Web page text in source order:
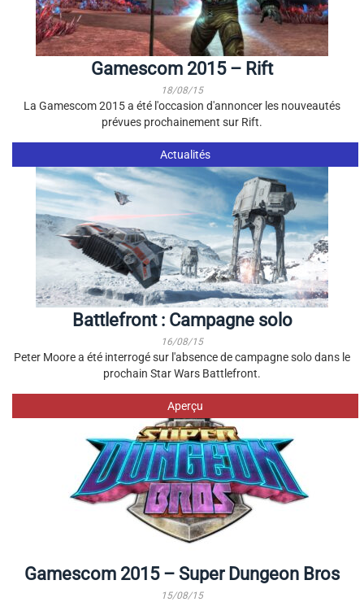
Gamescom 2015 – Rift
18/08/15
La Gamescom 2015 a été l'occasion d'annoncer les nouveautés
prévues prochainement sur Rift.
Actualités
Battlefront : Campagne solo
16/08/15
Peter Moore a été interrogé sur l'absence de campagne solo dans le
prochain Star Wars Battlefront.
Aperçu
Gamescom 2015 – Super Dungeon Bros
15/08/15